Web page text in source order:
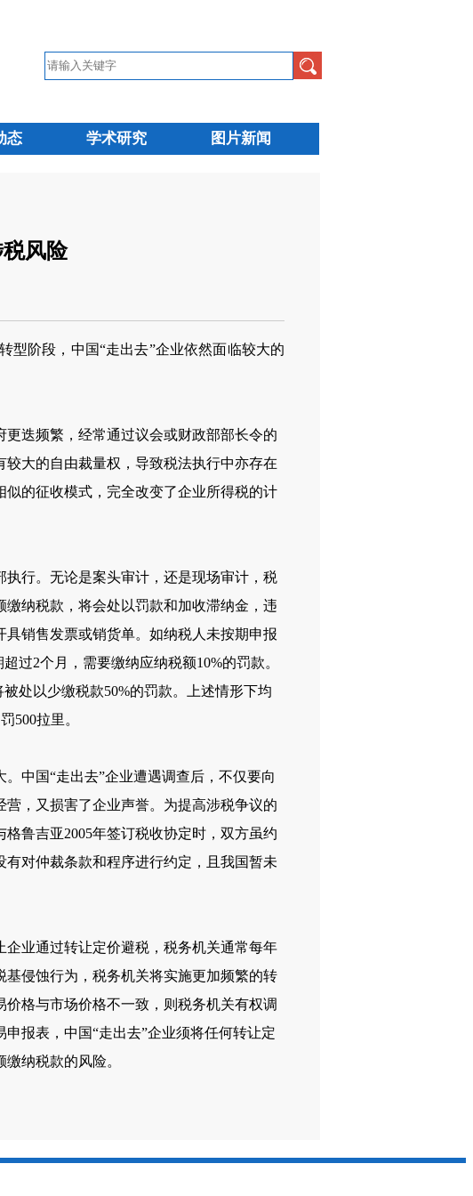
态 学术研究 图片新闻
风险
型阶段，中国“走出去”企业依然面临较大的
迭频繁，经常通过议会或财政部部长令的
大的自由裁量权，导致税法执行中亦存在
的征收模式，完全改变了企业所得税的计
行。无论是案头审计，还是现场审计，税
纳税款，将会处以罚款和加收滞纳金，违
销售发票或销货单。如纳税人未按期申报
过2个月，需要缴纳应纳税额10%的罚款。
处以少缴税款50%的罚款。上述情形下均
500拉里。
中国“走出去”企业遭遇调查后，不仅要向
，又损害了企业声誉。为提高涉税争议的
鲁吉亚2005年签订税收协定时，双方虽约
对仲裁条款和程序进行约定，且我国暂未
业通过转让定价避税，税务机关通常每年
侵蚀行为，税务机关将实施更加频繁的转
格与市场价格不一致，则税务机关有权调
报表，中国“走出去”企业须将任何转让定
纳税款的风险。